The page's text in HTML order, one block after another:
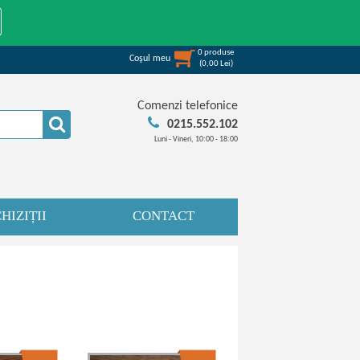
Coşul meu
0produse
(0,00 Lei)
Comenzi telefonice
0215.552.102
Luni - Vineri, 10:00 - 18:00
CONTACT